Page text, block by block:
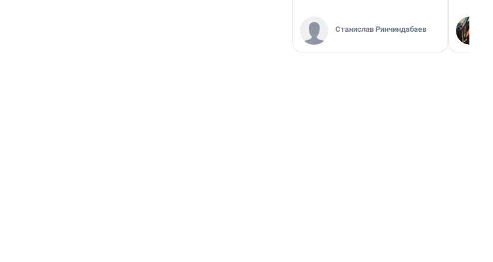
Станислав Ринчиндабаев